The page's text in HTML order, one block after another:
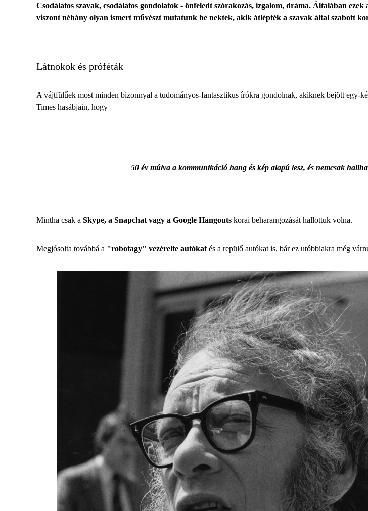
Csodálatos szavak, csodálatos gondolatok - önfeledt szórakozás, izgalom, dráma. Általában
viszont néhány olyan ismert művészt mutatunk be nektek, akik átlépték a szavak által szabott
Látnokok és próféták
A vájtfülűek most minden bizonnyal a tudományos-fantasztikus írókra gondolnak, akiknek bejött egy-
Times hasábjain, hogy
50 év múlva a kommunikáció hang és kép alapú lesz, és nemcsak
Mintha csak a Skype, a Snapchat vagy a Google Hangouts korai beharangozását hallottuk volna.
Megjósolta továbbá a "robotagy" vezérelte autókat és a repülő autókat is, bár ez utóbbiakra még